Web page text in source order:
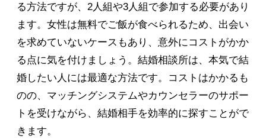
る方法ですが、2人組や3人組で参加する必要があり
ます。女性は無料でご飯が食べられるため、出会い
を求めていないケースもあり、意外にコストがかか
る点に気を付けましょう。結婚相談所は、本気で結
婚したい人には最適な方法です。コストはかかるも
のの、マッチングシステムやカウンセラーのサポー
トを受けながら、結婚相手を効率的に探すことがで
きます。